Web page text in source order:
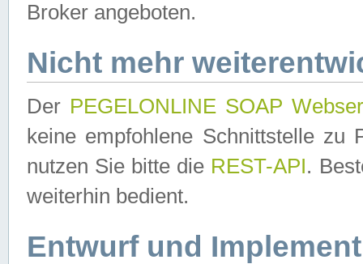
Broker angeboten.
Nicht mehr
Der PEGELONLINE SOAP
keine empfohlene Schnittstelle zu
nutzen Sie bitte die REST-API.
weiterhin bedient.
Entwurf und